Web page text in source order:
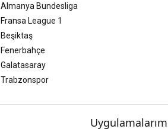
Almanya Bundesliga
Fransa League 1
Beşiktaş
Fenerbahçe
Galatasaray
Trabzonspor